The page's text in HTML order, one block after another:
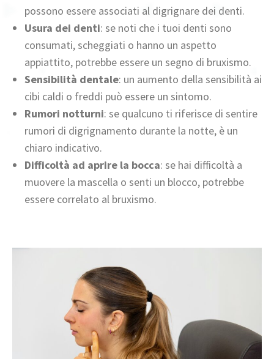
possono essere associati al digrignare dei denti.
Usura dei denti: se noti che i tuoi denti sono
consumati, scheggiati o hanno un aspetto
appiattito, potrebbe essere un segno di bruxismo.
Sensibilità dentale: un aumento della sensibilità ai
cibi caldi o freddi può essere un sintomo.
Rumori notturni: se qualcuno ti riferisce di sentire
rumori di digrignamento durante la notte, è un
chiaro indicativo.
Difficoltà ad aprire la bocca: se hai difficoltà a
muovere la mascella o senti un blocco, potrebbe
essere correlato al bruxismo.